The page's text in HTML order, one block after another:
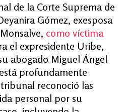
de la Corte Suprema de
Gómez, exesposa
como víctima
el expresidente Uribe,
abogado Miguel Ángel
profundamente
reconoció las
personal por su